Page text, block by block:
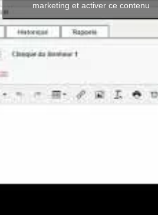
marketing et activer ce contenu